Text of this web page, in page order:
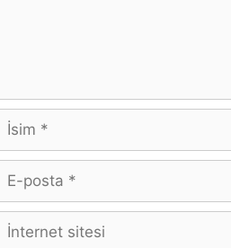
İsim
posta
İnternet